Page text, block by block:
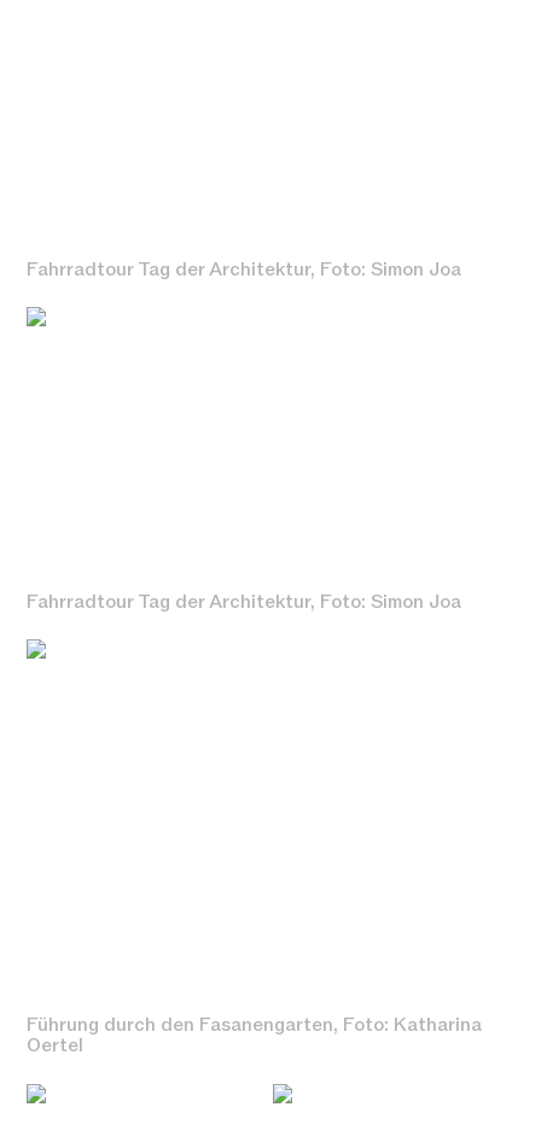
Fahrradtour Tag der Architektur, Foto: Simon Joa
Fahrradtour Tag der Architektur, Foto: Simon Joa
Führung durch den Fasanengarten, Foto: Katharina
Oertel